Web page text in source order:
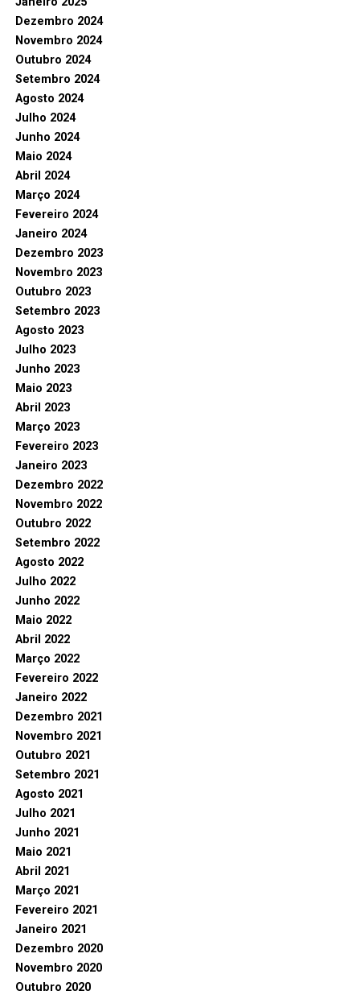
Dezembro 2024
Novembro 2024
Outubro 2024
Setembro 2024
Agosto 2024
Julho 2024
Junho 2024
Maio 2024
Abril 2024
Março 2024
Fevereiro 2024
Janeiro 2024
Dezembro 2023
Novembro 2023
Outubro 2023
Setembro 2023
Agosto 2023
Julho 2023
Junho 2023
Maio 2023
Abril 2023
Março 2023
Fevereiro 2023
Janeiro 2023
Dezembro 2022
Novembro 2022
Outubro 2022
Setembro 2022
Agosto 2022
Julho 2022
Junho 2022
Maio 2022
Abril 2022
Março 2022
Fevereiro 2022
Janeiro 2022
Dezembro 2021
Novembro 2021
Outubro 2021
Setembro 2021
Agosto 2021
Julho 2021
Junho 2021
Maio 2021
Abril 2021
Março 2021
Fevereiro 2021
Janeiro 2021
Dezembro 2020
Novembro 2020
Outubro 2020